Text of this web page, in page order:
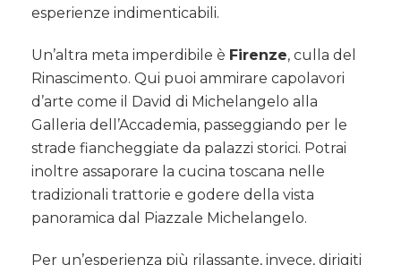
esperienze indimenticabili.
Un’altra meta imperdibile è Firenze, culla del
Rinascimento. Qui puoi ammirare capolavori
d’arte come il David di Michelangelo alla
Galleria dell’Accademia, passeggiando per le
strade fiancheggiate da palazzi storici. Potrai
inoltre assaporare la cucina toscana nelle
tradizionali trattorie e godere della vista
panoramica dal Piazzale Michelangelo.
Per un’esperienza più rilassante, invece, dirigiti